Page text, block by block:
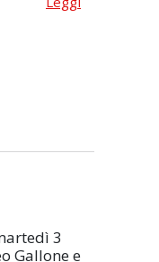
3
Gallone e